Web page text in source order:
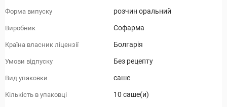
Форма випуску розчин оральний
Виробник Софарма
Країна власник ліцензії Болгарія
Умови відпуску Без рецепту
Вид упаковки саше
Кількість в упаковці 10 саше(и)